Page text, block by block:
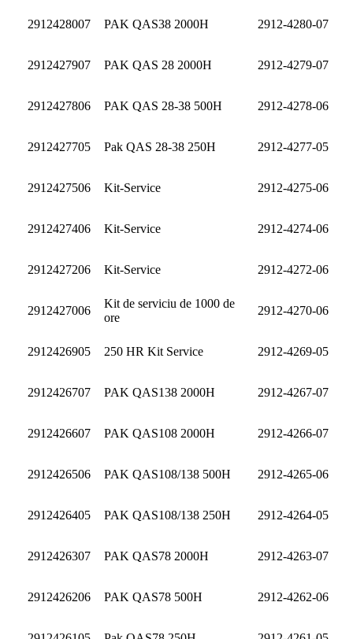
2912428007 PAK QAS38 2000H 2912-4280-07
2912427907 PAK QAS 28 2000H 2912-4279-07
2912427806 PAK QAS 28-38 500H 2912-4278-06
2912427705 Pak QAS 28-38 250H 2912-4277-05
2912427506 Kit-Service 2912-4275-06
2912427406 Kit-Service 2912-4274-06
2912427206 Kit-Service 2912-4272-06
2912427006
Kit de serviciu de 1000 de
ore
2912-4270-06
2912426905 250 HR Kit Service 2912-4269-05
2912426707 PAK QAS138 2000H 2912-4267-07
2912426607 PAK QAS108 2000H 2912-4266-07
2912426506 PAK QAS108/138 500H 2912-4265-06
2912426405 PAK QAS108/138 250H 2912-4264-05
2912426307 PAK QAS78 2000H 2912-4263-07
2912426206 PAK QAS78 500H 2912-4262-06